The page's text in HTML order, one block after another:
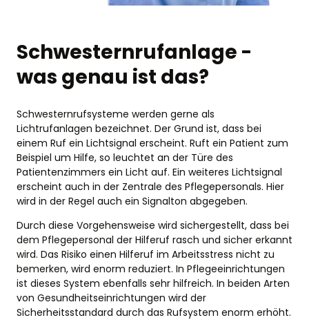
Schwesternrufanlage -
was genau ist das?
Schwesternrufsysteme werden gerne als
Lichtrufanlagen bezeichnet. Der Grund ist, dass bei
einem Ruf ein Lichtsignal erscheint. Ruft ein Patient zum
Beispiel um Hilfe, so leuchtet an der Türe des
Patientenzimmers ein Licht auf. Ein weiteres Lichtsignal
erscheint auch in der Zentrale des Pflegepersonals. Hier
wird in der Regel auch ein Signalton abgegeben.
Durch diese Vorgehensweise wird sichergestellt, dass bei
dem Pflegepersonal der Hilferuf rasch und sicher erkannt
wird. Das Risiko einen Hilferuf im Arbeitsstress nicht zu
bemerken, wird enorm reduziert. In Pflegeeinrichtungen
ist dieses System ebenfalls sehr hilfreich. In beiden Arten
von Gesundheitseinrichtungen wird der
Sicherheitsstandard durch das Rufsystem enorm erhöht.